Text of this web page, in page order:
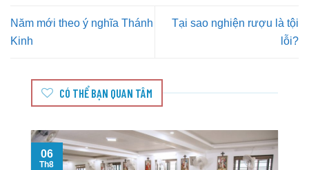
Năm mới theo ý nghĩa Thánh
Kinh
Tại sao nghiện rượu là tội
lỗi?
CÓ THỂ BẠN QUAN TÂM
06
Th8